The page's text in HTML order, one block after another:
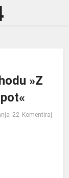
»Z
Komentiraj